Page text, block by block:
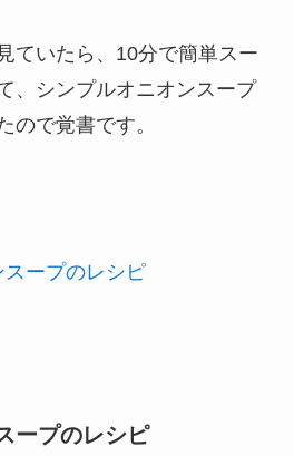
ていたら、10分で簡単スー
、シンプルオニオンスープ
ので覚書です。
ープのレシピ
ープのレシピ